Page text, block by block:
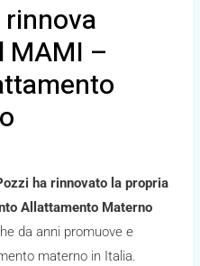
MAMI –
ha rinnovato la propria
Allattamento Materno
da anni promuove e
materno in Italia.